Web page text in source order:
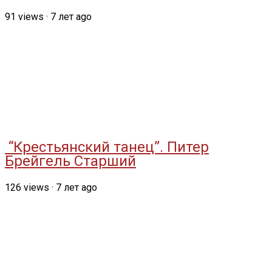
91 views · 7 лет ago
“Крестьянский танец”. Питер
Брейгель Старший
126 views · 7 лет ago